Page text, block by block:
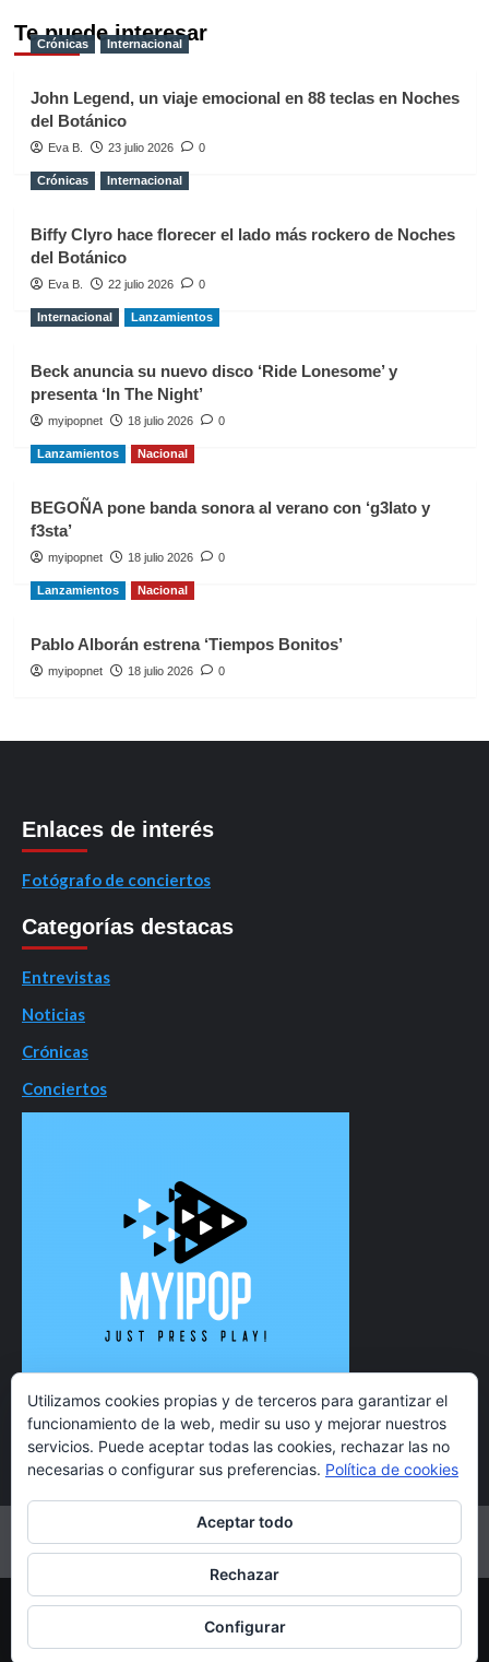
Te puede interesar
Crónicas Internacional
John Legend, un viaje emocional en 88 teclas en Noches
del Botánico
Eva B. 23 julio 2026 0
Crónicas Internacional
Biffy Clyro hace florecer el lado más rockero de Noches
del Botánico
Eva B. 22 julio 2026 0
Internacional Lanzamientos
Beck anuncia su nuevo disco ‘Ride Lonesome’ y
presenta ‘In The Night’
myipopnet 18 julio 2026 0
Lanzamientos Nacional
BEGOÑA pone banda sonora al verano con ‘g3lato y
f3sta’
myipopnet 18 julio 2026 0
Lanzamientos Nacional
Pablo Alborán estrena ‘Tiempos Bonitos’
myipopnet 18 julio 2026 0
Enlaces de interés
Fotógrafo de conciertos
Categorías destacas
Entrevistas
Noticias
Crónicas
Conciertos
TwitterInstagramFacebookYouTube
Copyright 2021 MyiPop © Todos los derechos reservados.
por AF themes.
Utilizamos cookies propias y de terceros para garantizar el
funcionamiento de la web, medir su uso y mejorar nuestros
servicios. Puede aceptar todas las cookies, rechazar las no
necesarias o configurar sus preferencias. Política de cookies
Aceptar todo
Rechazar
Configurar